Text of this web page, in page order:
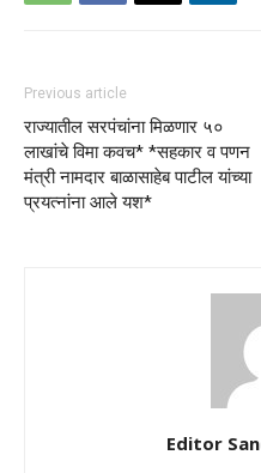
Previous article
राज्यातील सरपंचांना मिळणार ५०
लाखांचे विमा कवच* *सहकार व पणन
मंत्री नामदार बाळासाहेब पाटील यांच्या
प्रयत्नांना आले यश*
Editor